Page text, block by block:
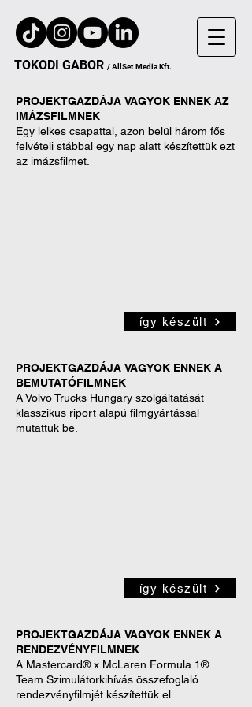
TOKODI GABOR /AllSet Media Kft.
PROJEKTGAZDÁJA VAGYOK ENNEK AZ
IMÁZSFILMNEK
Egy lelkes csapattal, azon belül három fős
felvételi stábbal egy nap alatt készítettük ezt
az imázsfilmet.
így készült
PROJEKTGAZDÁJA VAGYOK ENNEK A
BEMUTATÓFILMNEK
A Volvo Trucks Hungary szolgáltatását
klasszikus riport alapú filmgyártással
mutattuk be.
így készült
PROJEKTGAZDÁJA VAGYOK ENNEK A
RENDEZVÉNYFILMNEK
A Mastercard® x McLaren Formula 1®
Team Szimulátorkihívás összefoglaló
rendezvényfilmjét készítettük el.